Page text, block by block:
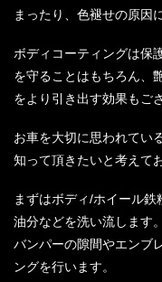
まったり、色褪せの原因
ボディコーティングは保
を守ることはもちろん、
をより引き出す効果もご
お車を大切に思われてい
知って頂きたいと考えて
まずはボディ/ホイール
油分などを洗い流します。
バンパーの隙間やエンブ
ングを行います。